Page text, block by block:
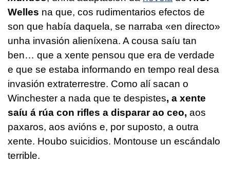
Welles na que, cos rudimentarios efectos de
son que había daquela, se narraba «en directo»
unha invasión alieníxena. A cousa saíu tan
ben… que a xente pensou que era de verdade
e que se estaba informando en tempo real desa
invasión extraterrestre. Como alí sacan o
Winchester a nada que te despistes, a xente
saíu á rúa con rifles a disparar ao ceo, aos
paxaros, aos avións e, por suposto, a outra
xente. Houbo suicidios. Montouse un escándalo
terrible.